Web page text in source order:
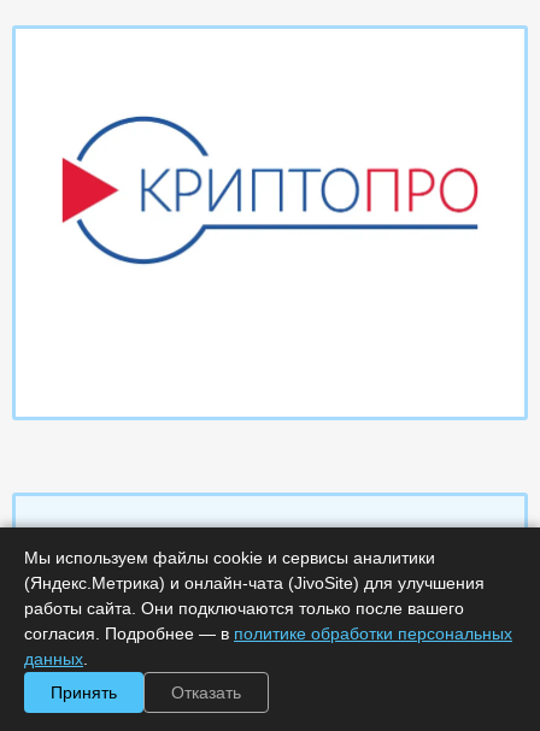
Характеристики
Срок поставки, дней :14
Код :
0000-358570
Обработка заказа :
Мы используем файлы cookie и сервисы аналитики
(Яндекс.Метрика) и онлайн-чата (JivoSite) для улучшения
работы сайта. Они подключаются только после вашего
согласия. Подробнее — в политике обработки персональных
данных
Принять
Отказать